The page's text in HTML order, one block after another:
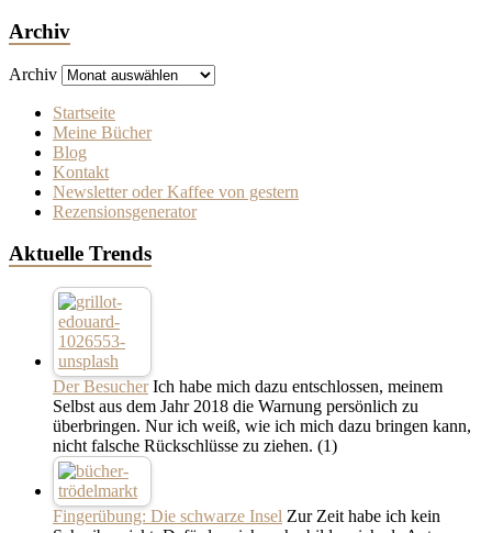
Archiv
Archiv
Startseite
Meine Bücher
Blog
Kontakt
Newsletter oder Kaffee von gestern
Rezensionsgenerator
Aktuelle Trends
Der BesucherIch habe mich dazu entschlossen, meinem
Selbst aus dem Jahr 2018 die Warnung persönlich zu
überbringen. Nur ich weiß, wie ich mich dazu bringen kann,
nicht falsche Rückschlüsse zu ziehen. (1)
Fingerübung: Die schwarze Insel Zur Zeit habe ich kein